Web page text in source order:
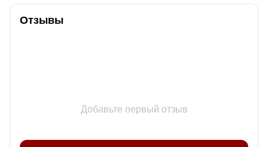
Отзывы
Добавьте первый отзыв